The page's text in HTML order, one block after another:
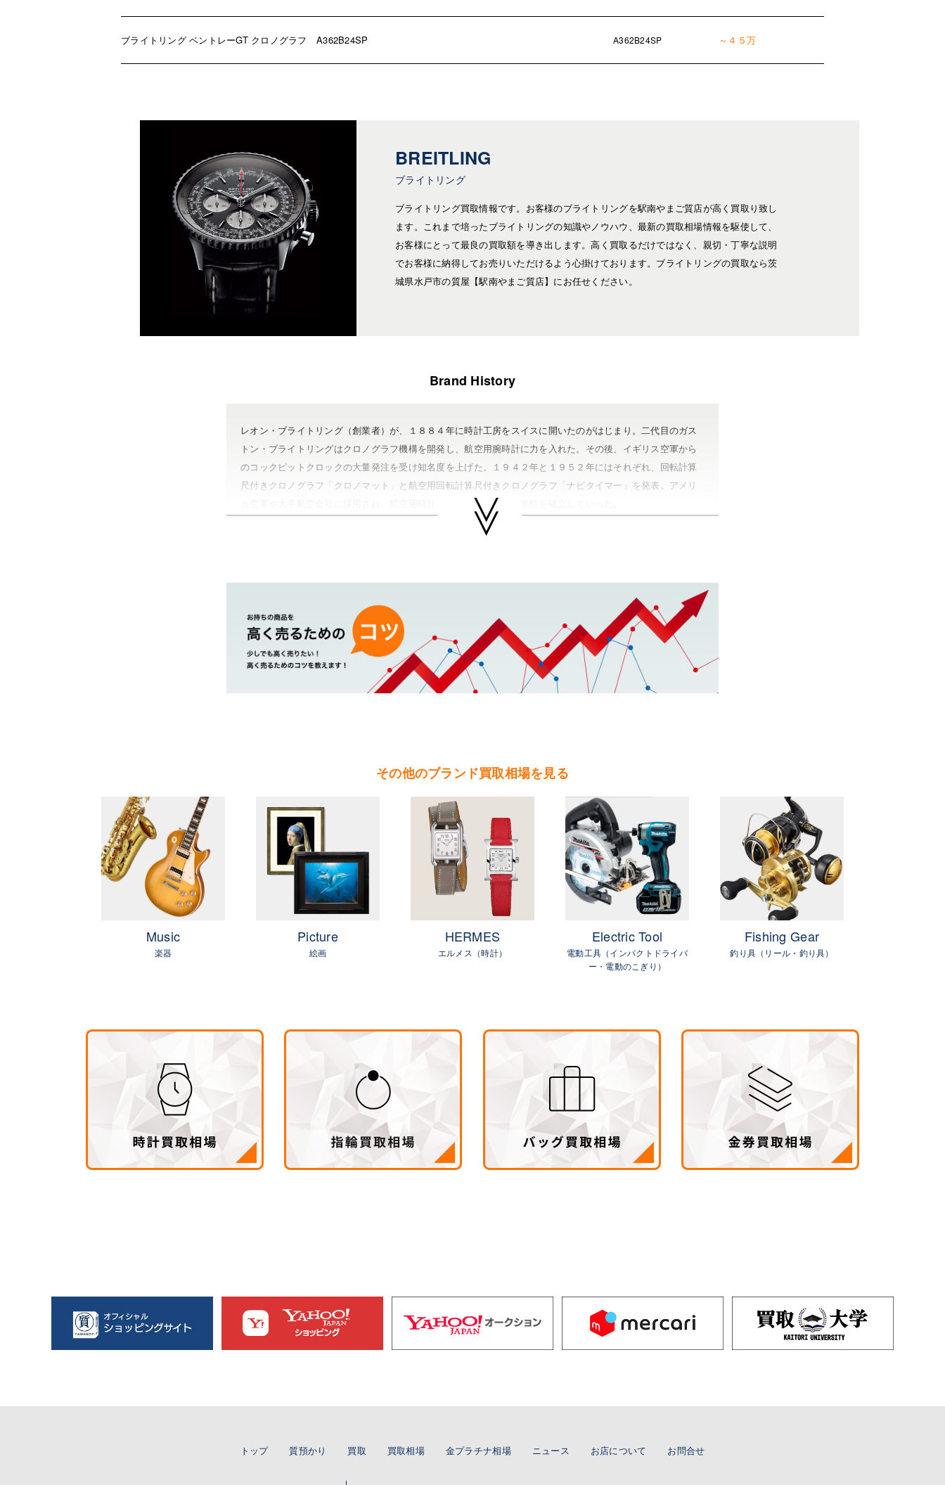
ブライトリング ベントレーGT クロノグラフ A362B24SP A362B24SP ～４５万
BREITLING
ブライトリング
ブライトリング買取情報です。お客様のブライトリングを駅南やまご質店が高く買取り致し
ます。これまで培ったブライトリングの知識やノウハウ、最新の買取相場情報を駆使して、
お客様にとって最良の買取額を導き出します。高く買取るだけではなく、親切・丁寧な説明
でお客様に納得してお売りいただけるよう心掛けております。ブライトリングの買取なら茨
城県水戸市の質屋【駅南やまご質店】にお任せください。
Brand History
レオン・ブライトリング（創業者）が、１８８４年に時計工房をスイスに開いたのがはじまり。二代目のガス
トン・ブライトリングはクロノグラフ機構を開発し、航空用腕時計に力を入れた。その後、イギリス空軍から
のコックピットクロックの大量発注を受け知名度を上げた。１９４２年と１９５２年にはそれぞれ、回転計算
尺付きクロノグラフ「クロノマット」と航空用回転計算尺付きクロノグラフ「ナビタイマー」を発表。アメリ
カ空軍や大手航空会社に採用され、航空用時計メーカーとしてその地位を確立していった。
２００１年には全モデルのスイスクロノメーター認定（COSC）を達成。代表するモデルに、ナビタイマー、
クロノマット、スーパーオーシャン、モンブリラン、ベントレー、クロノマチック、コスモノート、コルトな
茨城県 県央地区（水戸市・ひたちなか市・茨城町・小美玉市・笠間市・東海村・大洗町・城里町）
茨城県 県北地区（北茨城市・高萩市・常陸太田市・大子町・日立市・常陸大宮市）
茨城県 鹿行地区（鉾田市・行方市・鹿嶋市・石岡市・潮来市・神栖市）
茨城県 県南地区（石岡市・かすみがうら市・土浦市・つくば市・阿見町・美浦町・稲敷市・牛久市・龍ヶ崎
市・取手市・利根町・河内町・つくばみらい市・守谷市）
その他のブランド買取相場を見る
Music
楽器
Picture
絵画
HERMES
エルメス（時計）
Electric Tool
電動工具（インパクトドライバ
ー・電動のこぎり）
Fishing Gear
釣り具（リール・釣り具）
トップ 質預かり 買取 買取相場 金プラチナ相場 ニュース お店について お問合せ